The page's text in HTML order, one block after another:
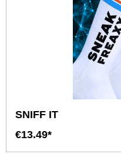
SNIFF IT
€13.49*